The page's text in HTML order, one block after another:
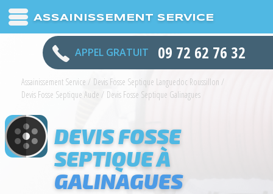
ASSAINISSEMENT SERVICE
APPEL GRATUIT 09 72 62 76 32
Assainissement Service / Devis Fosse Septique Languedoc Roussillon /
Devis Fosse Septique Aude / Devis Fosse Septique Galinagues
DEVIS FOSSE
SEPTIQUE À
GALINAGUES